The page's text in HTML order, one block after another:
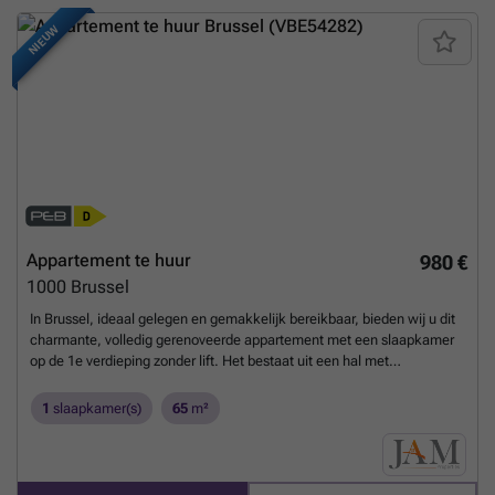
een bezoek kunt u contact opnemen via ### Meer weten?
NIEUW
980 €
Appartement te huur
1000 Brussel
In Brussel, ideaal gelegen en gemakkelijk bereikbaar, bieden wij u dit
charmante, volledig gerenoveerde appartement met een slaapkamer
op de 1e verdieping zonder lift. Het bestaat uit een hal met
slaapkamer van 13m2, een badkamer met wasmachine en een apart
schoongemaakt voordat de sleutels worden overhandigd. Beschikbaar
per direct. PEB D. Ga voor meer informatie naar ### of bel
###Meer weten?
1 slaapkamer(s) 65 m²